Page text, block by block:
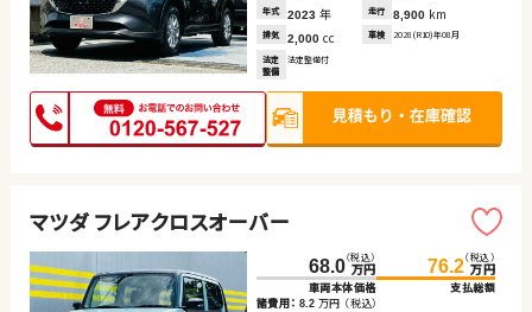
年式
2023 年 走行 8,900 km
排気 2,000 cc 車検 2028(R10)年08月
法定
整備
法定整備付
マツダ フレアクロスオーバー
68.0（税込）
万円
車両本体価格
76.2（税込）
万円
支払総額
諸費用： 8.2 万円 （税込）